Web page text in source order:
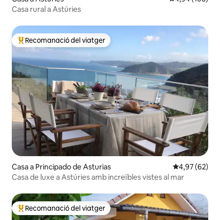
Casa rural a Astúries
Principals recomanacions dels viatgers
Recomanació del viatger
Casa a Principado de Asturias 4,97 de
4,97 (62)
Casa de luxe a Astúries amb increïbles vistes al mar
Principals recomanacions dels viatgers
Recomanació del viatger